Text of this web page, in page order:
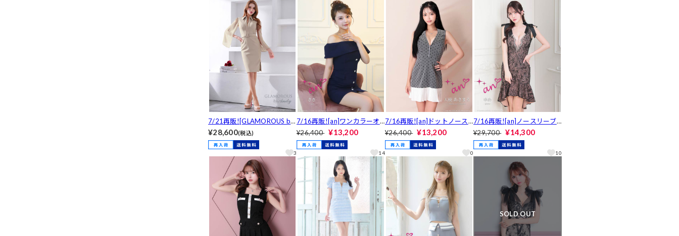
7/21再販![GLAMOROUS by
Andy]2way襟付きジップベ
ルトモチーフタイトミニ丈キ
ャバドレス[GMS-V913]
¥28,600(税込)
3
7/16再販![an]ワンカラーオ
フショルビジューボタンタイ
トミニ丈キャバドレス[AOC-
4001]
¥26,400 ¥13,200
14
7/16再販![an]ドットノース
リーブ襟付きフロントジップ
プリーツAラインミニ丈キャ
バドレス[AOC-4106]
¥26,400 ¥13,200
0
7/16再販![an]ノースリーブ
リボンシアーレースパールビ
ジューマーメイドキャバドレ
ス[AOC-3717]
¥29,700 ¥14,300
10
SOLD OUT